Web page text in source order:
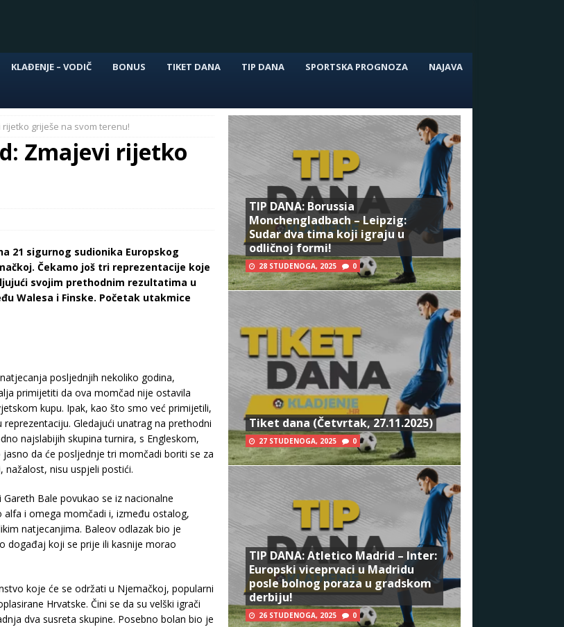
KLAĐENJE – VODIČ BONUS TIKET DANA TIP DANA SPORTSKA PROGNOZA NAJAVA
rijetko griješe na svom terenu!
Zmajevi rijetko
21 sigurnog sudionika Europskog
Čekamo još tri reprezentacije koje
svojim prethodnim rezultatima u
Walesa i Finske. Početak utakmice
posljednjih nekoliko godina,
primijetiti da ova momčad nije ostavila
kupu. Ipak, kao što smo već primijetili,
Gledajući unatrag na prethodni
najslabijih skupina turnira, s Engleskom,
da će posljednje tri momčadi boriti se za
nisu uspjeli postići.
Bale povukao se iz nacionalne
i omega momčadi i, između ostalog,
natjecanjima. Baleov odlazak bio je
događaj koji se prije ili kasnije morao
koje će se održati u Njemačkoj, popularni
Hrvatske. Čini se da su velški igrači
dva susreta skupine. Posebno bolan bio je
TIP DANA: Borussia
Monchengladbach – Leipzig:
Sudar dva tima koji igraju u
odličnoj formi!
28 STUDENOGA, 2025 0
Tiket dana (Četvrtak, 27.11.2025)
27 STUDENOGA, 2025 0
TIP DANA: Atletico Madrid – Inter:
Europski viceprvaci u Madridu
posle bolnog poraza u gradskom
derbiju!
26 STUDENOGA, 2025 0